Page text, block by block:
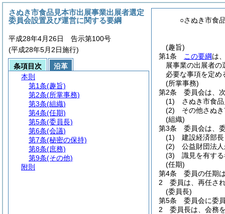
○さぬき市食
(趣旨)
第1条
この要綱は
展事業の出展者
必要な事項を定め
(所掌事務)
第2条
委員会は、
(1)
さぬき市食
(2)
その他さぬ
(組織)
第3条
委員会は、
(1)
建設経済部長
(2)
公益財団法
(3)
識見を有す
(任期)
第4条
委員の任期
2
委員は、再任さ
(委員長)
第5条
委員会に委
2
委員長は、会務
さぬき市食品見本市出展事業出展者選定
委員会設置及び運営に関する要綱
平成28年4月26日 告示第100号
(平成28年5月2日施行)
条項目次
沿革
本則
第1条(趣旨)
第2条(所掌事務)
第3条(組織)
第4条(任期)
第5条(委員長)
第6条(会議)
第7条(秘密の保持)
第8条(庶務)
第9条(その他)
附則